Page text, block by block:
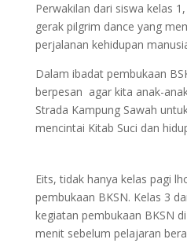
Perwakilan dari siswa kelas
gerak pilgrim dance yang
perjalanan kehidupan
Dalam ibadat pembukaan
berpesan agar kita anak-
Strada Kampung Sawah
mencintai Kitab Suci dan
Eits, tidak hanya kelas pagi
pembukaan BKSN. Kelas 3
kegiatan pembukaan BKSN
menit sebelum pelajaran